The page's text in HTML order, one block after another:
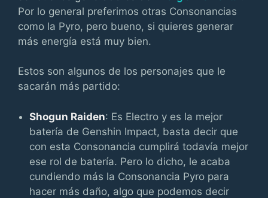
Por lo general preferimos otras Consonancias
como la Pyro, pero bueno, si quieres generar
más energía está muy bien.
Estos son algunos de los personajes que le
sacarán más partido:
Shogun Raiden: Es Electro y es la mejor
batería de Genshin Impact, basta decir que
con esta Consonancia cumplirá todavía mejor
ese rol de batería. Pero lo dicho, le acaba
cundiendo más la Consonancia Pyro para
hacer más daño, algo que podemos decir